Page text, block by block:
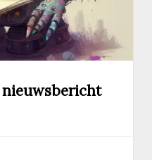
nieuwsbericht